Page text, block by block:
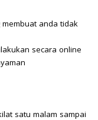
anda tidak
secara online
satu malam sampai